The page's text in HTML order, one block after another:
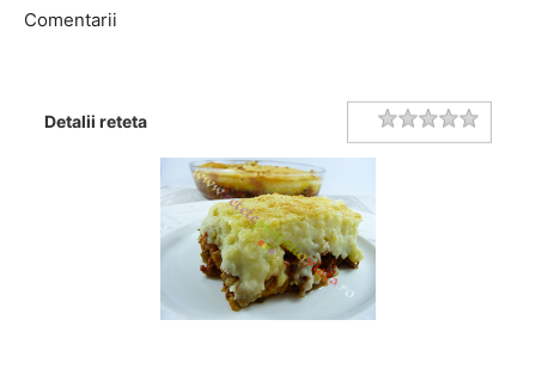
Comentarii
Detalii reteta Rating